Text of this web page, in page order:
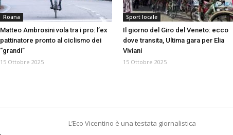
Roana
Matteo Ambrosini vola tra i pro: l’ex
pattinatore pronto al ciclismo dei
“grandi”
15 Ottobre 2025
Sport locale
Il giorno del Giro del Veneto: ecco
dove transita, Ultima gara per Elia
Viviani
15 Ottobre 2025
L’Eco Vicentino è una testata giornalistica